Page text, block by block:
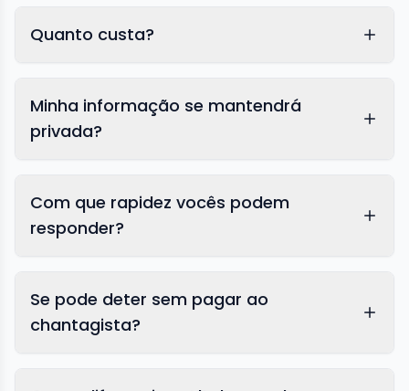
Quanto custa?
Minha informação se mantendrá
privada?
Com que rapidez vocês podem
responder?
Se pode deter sem pagar ao
chantagista?